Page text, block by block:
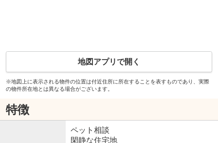
地図アプリで開く
※地図上に表示される物件の位置は付近住所に所在することを表すものであり、実際
の物件所在地とは異なる場合がございます。
特徴
ペット相談
閑静な住宅地